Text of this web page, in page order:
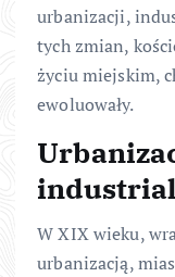
urbanizacji,
tych zmian,
życiu miejskim,
ewoluowały.
W XIX wieku,
urbanizacją,